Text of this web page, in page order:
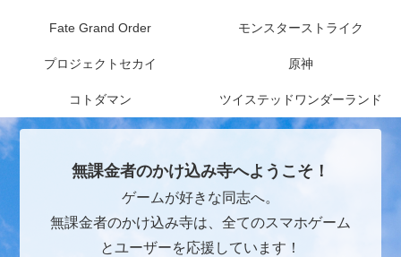
Fate Grand Order モンスターストライク
プロジェクトセカイ 原神
コトダマン ツイステッドワンダーランド
無課金者のかけ込み寺へようこそ！
ゲームが好きな同志へ。
無課金者のかけ込み寺は、全てのスマホゲーム
とユーザーを応援しています！